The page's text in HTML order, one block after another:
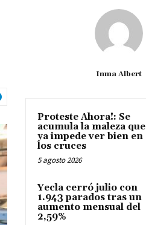
Inma Albert
Proteste Ahora!: Se
acumula la maleza que
ya impede ver bien en
los cruces
5 agosto 2026
Yecla cerró julio con
1.943 parados tras un
aumento mensual del
2,59%